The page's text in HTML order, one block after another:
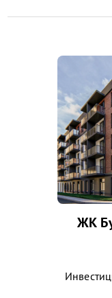
ЖК